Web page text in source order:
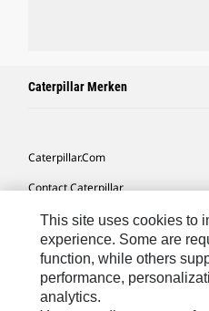
Caterpillar Merken
Caterpillar.com
Contact Caterpillar
Mijn Marketingvoorkeuren
Site Map
Cookie Settings
Legal
This site uses cookies to
experience. Some are
function, while others
performance,
analytics.